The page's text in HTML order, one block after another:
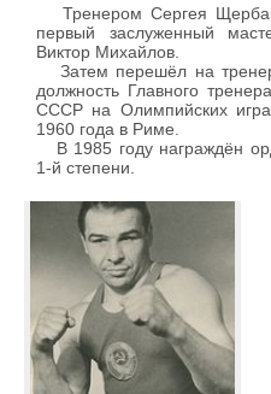
Тренером Сергея
первый заслуженный
Виктор Михайлов.
Затем перешёл на
должность Главного
СССР на Олимпийских
1960 года в Риме.
В 1985 году награждён
1-й степени.